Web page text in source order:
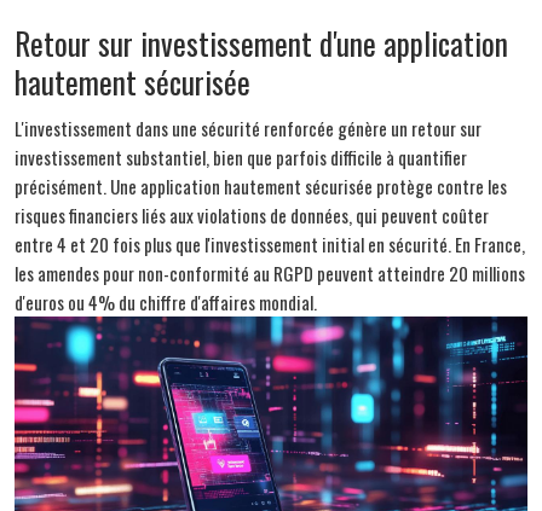
Retour sur investissement d'une application
hautement sécurisée
L'investissement dans une sécurité renforcée génère un retour sur
investissement substantiel, bien que parfois difficile à quantifier
précisément. Une application hautement sécurisée protège contre les
risques financiers liés aux violations de données, qui peuvent coûter
entre 4 et 20 fois plus que l'investissement initial en sécurité. En France,
les amendes pour non-conformité au RGPD peuvent atteindre 20 millions
d'euros ou 4% du chiffre d'affaires mondial.